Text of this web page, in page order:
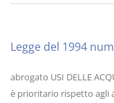
Legge del 1994
abrogato USI DELLE
è prioritario rispetto agli